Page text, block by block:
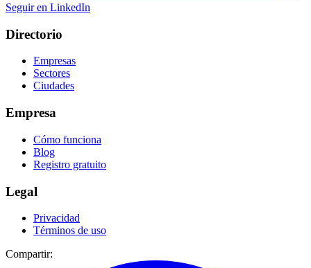
Seguir en LinkedIn
Directorio
Empresas
Sectores
Ciudades
Empresa
Cómo funciona
Blog
Registro gratuito
Legal
Privacidad
Términos de uso
Compartir: